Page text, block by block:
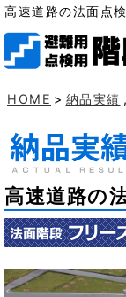
高速道路の法面点
HOME > 納品実績 ,
高速道路の